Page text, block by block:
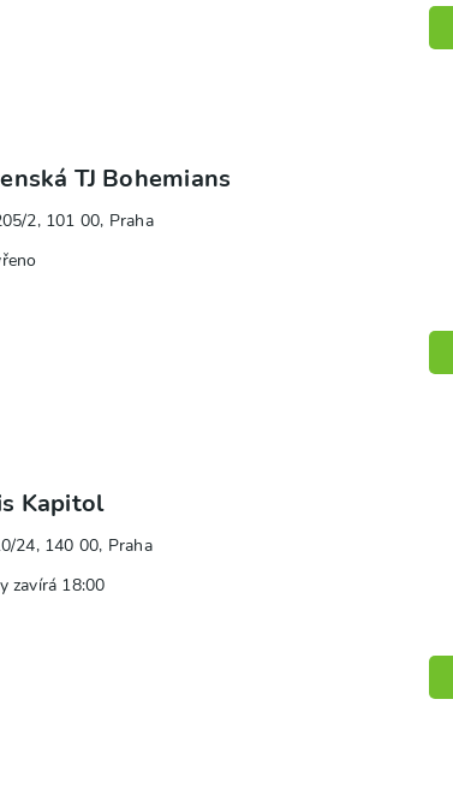
TJ Bohemians
2, 101 00, Praha
Kapitol
24, 140 00, Praha
zavírá 18:00